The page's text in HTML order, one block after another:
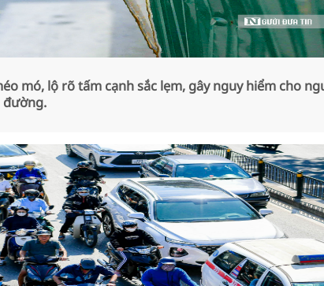
mó, lộ rõ tấm cạnh sắc lẹm, gây nguy hiểm cho
đường.